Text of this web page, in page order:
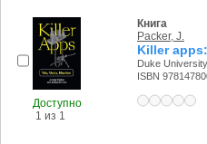
Доступно
1 из 1
Книга
Packer, J.
Killer
Duke
ISBN